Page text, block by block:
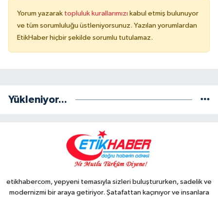
Yorum yazarak topluluk kurallarımızı kabul etmiş bulunuyor
ve tüm sorumluluğu üstleniyorsunuz. Yazılan yorumlardan
EtikHaber hiçbir şekilde sorumlu tutulamaz.
Yükleniyor...
etikhabercom, yepyeni temasıyla sizleri buluştururken, sadelik ve
modernizmi bir araya getiriyor. Şatafattan kaçınıyor ve insanlara